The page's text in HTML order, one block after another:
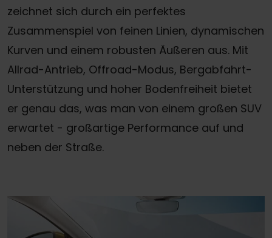
zeichnet sich durch ein perfektes
Zusammenspiel von feinen Linien, dynamischen
Kurven und einem robusten Äußeren aus. Mit
Allrad-Antrieb, Offroad-Modus, Bergabfahrt-
Unterstützung und hoher Bodenfreiheit bietet
er genau das, was man von einem großen SUV
erwartet - großartige Performance auf und
neben der Straße.